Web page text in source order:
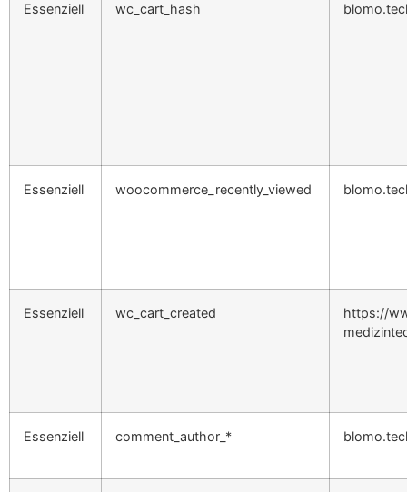
Essenziell wc_cart_hash
Essenziell woocommerce_recently_viewed
Essenziell wc_cart_created
https://
Essenziell comment_author_*